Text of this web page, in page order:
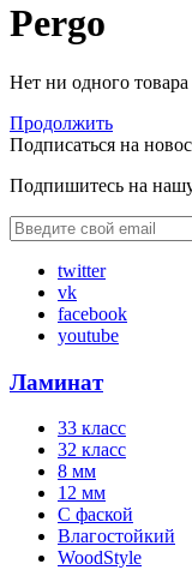
Pergo
Нет ни одного
Продолжить
Подписаться на
Подпишитесь на
twitter
vk
facebook
youtube
Ламинат
33 класс
32 класс
8 мм
12 мм
С фаской
Влагостойкий
WoodStyle